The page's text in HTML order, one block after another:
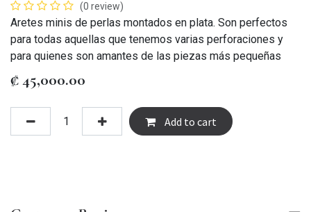
(0 review)
Aretes minis de perlas montados en plata. Son perfectos
para todas aquellas que tenemos varias perforaciones y
para quienes son amantes de las piezas más pequeñas
₡45,000.00
Add to cart